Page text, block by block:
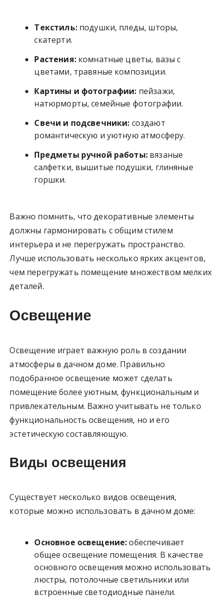
Текстиль:подушки, пледы, шторы,
скатерти.
Растения:комнатные цветы, вазы с
цветами, травяные композиции.
Картины и фотографии: пейзажи,
натюрморты, семейные фотографии.
Свечи и подсвечники: создают
романтическую и уютную атмосферу.
Предметы ручной работы:вязаные
салфетки, вышитые подушки, глиняные
горшки.
Важно помнить, что декоративные элементы
должны гармонировать с общим стилем
интерьера и не перегружать пространство.
Лучше использовать несколько ярких акцентов,
чем перегружать помещение множеством мелких
деталей.
Освещение
Освещение играет важную роль в создании
атмосферы в дачном доме. Правильно
подобранное освещение может сделать
помещение более уютным, функциональным и
привлекательным. Важно учитывать не только
функциональность освещения, но и его
эстетическую составляющую.
Виды освещения
Существует несколько видов освещения,
которые можно использовать в дачном доме:
Основное освещение:обеспечивает
общее освещение помещения. В качестве
основного освещения можно использовать
люстры, потолочные светильники или
встроенные светодиодные панели.